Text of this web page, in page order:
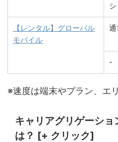
【レンタル】グローバル
モバイル
通
-
※速度は端末やプラン、エ
キャリアグリゲーシ
は？ [+ クリック]